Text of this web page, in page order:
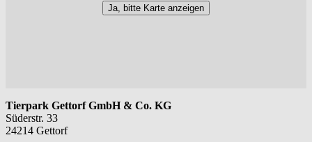
Ja, bitte Karte anzeigen
Tierpark Gettorf GmbH & Co. KG
Süderstr. 33
24214 Gettorf